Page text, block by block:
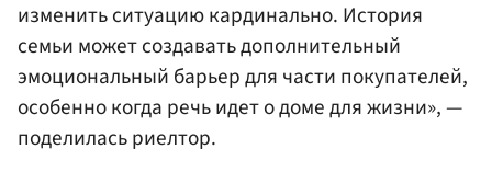
изменить ситуацию кардинально. История
семьи может создавать дополнительный
эмоциональный барьер для части покупателей,
особенно когда речь идет о доме для жизни», —
поделилась риелтор.